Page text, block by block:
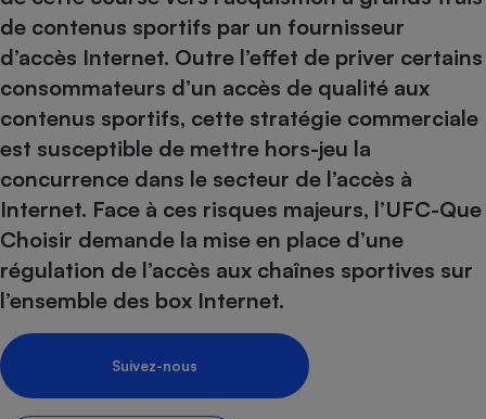
de contenus sportifs par un fournisseur
d’accès Internet. Outre l’effet de priver certains
consommateurs d’un accès de qualité aux
contenus sportifs, cette stratégie commerciale
est susceptible de mettre hors-jeu la
concurrence dans le secteur de l’accès à
Internet. Face à ces risques majeurs, l’UFC-Que
Choisir demande la mise en place d’une
régulation de l’accès aux chaînes sportives sur
l’ensemble des box Internet.
Suivez-nous
Sécurité - Hygiène
Assurance
Banque - Crédit
Epargne - Fiscalité
Circulation routière
Contrôle technique -
Pièce détachée
Moto
Supermarché - Drive
Comparatif
Comparatif plaque à
Comparatif hotte
Comparatif climatiseur
Comparatif aspirateur
Comparatif aspirateur
Comparatif cafetière
Comparatif robot cuiseur
Comparatif centrale
Électricité - Gaz
Comparatif casque audio
Comparatif barre de son
Comparatif imprimante
Comparatif ordinateur
Comparatif ultrabook
Comparatif tablette
Image et son
Crédit immobilier
Comparatif tondeuse
Comparatif poêle à
Comparatif radiateur
Aménagement
Bricolage - Jardinage
Chauffage
Produit d'entretien
Hygiène - Beauté
Maladie - Médecine -
Système de santé -
Maison de retraite
Choisir son fioul
Choisir son pellet
Comparateur assurance emprunteur
Energie Moins Chère Ensemble
Tous les comparateurs
Toutes les cartes interactives
Speedtest - Testez le débit de votre
connexion Internet